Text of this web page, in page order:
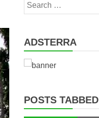
Search
for:
ADSTERRA
POSTS TABBED